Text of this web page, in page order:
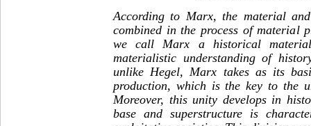
According to Marx, the material
combined in the process of material
we call Marx a historical
materialistic understanding of
unlike Hegel, Marx takes as its
production, which is the key to the
Moreover, this unity develops in
base and superstructure is